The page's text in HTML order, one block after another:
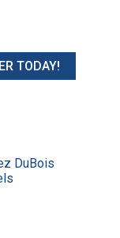
TODAY!
DuBois